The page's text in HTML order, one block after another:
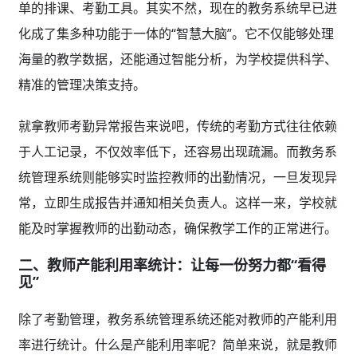
单的排课、考勤工具。其实不然，现在的教务系统早已进
化成了集多种功能于一体的“智慧大脑”。它不仅能够处理
海量的教学数据，还能通过智能分析，为学校提供科学、
精准的管理决策支持。
就拿教师考勤异常报告来说吧，传统的考勤方式往往依赖
于人工记录，不仅效率低下，还容易出现疏漏。而教务系
统管理系统则能够实时监控教师的出勤情况，一旦发现异
常，立即生成报告并通知相关负责人。这样一来，学校就
能及时掌握教师的出勤动态，确保教学工作的正常进行。
二、教师产能利用率统计：让每一份努力都“看得
见”
除了考勤管理，教务系统管理系统还能对教师的产能利用
率进行统计。什么是产能利用率呢？简单来说，就是教师